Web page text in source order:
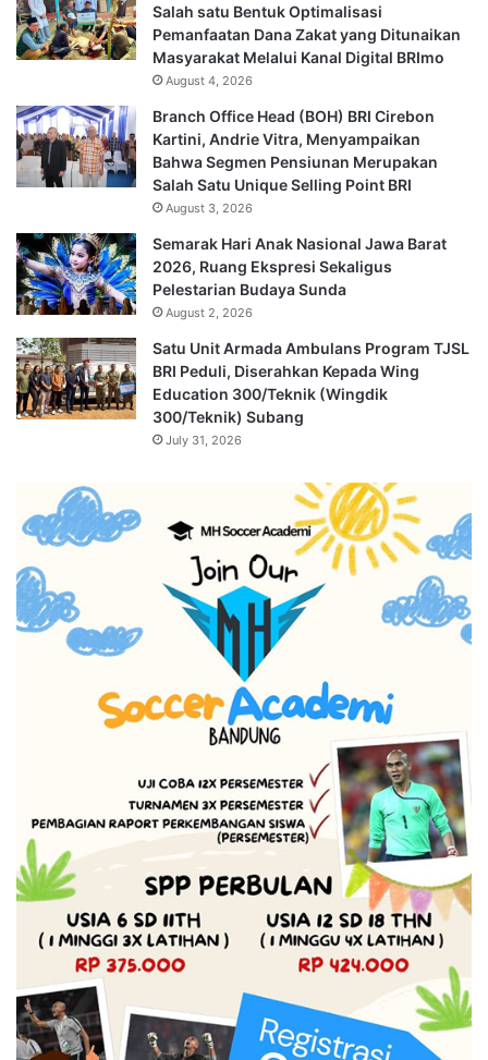
Salah satu Bentuk Optimalisasi
Pemanfaatan Dana Zakat yang Ditunaikan
Masyarakat Melalui Kanal Digital BRImo
August 4, 2026
Branch Office Head (BOH) BRI Cirebon
Kartini, Andrie Vitra, Menyampaikan
Bahwa Segmen Pensiunan Merupakan
Salah Satu Unique Selling Point BRI
August 3, 2026
Semarak Hari Anak Nasional Jawa Barat
2026, Ruang Ekspresi Sekaligus
Pelestarian Budaya Sunda
August 2, 2026
Satu Unit Armada Ambulans Program TJSL
BRI Peduli, Diserahkan Kepada Wing
Education 300/Teknik (Wingdik
300/Teknik) Subang
July 31, 2026